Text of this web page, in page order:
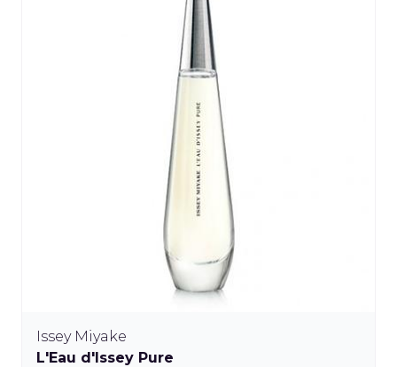
Issey Miyake
L'Eau d'Issey Pure